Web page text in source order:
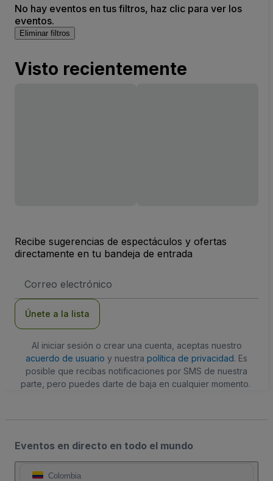
No hay eventos en tus filtros, haz clic para ver los
eventos.
Eliminar filtros
Visto recientemente
Recibe sugerencias de espectáculos y ofertas
directamente en tu bandeja de entrada
de
Únete a la lista
Al iniciar sesión o crear una cuenta, aceptas nuestro
acuerdo de usuario y nuestra política de privacidad. Es
posible que recibas notificaciones por SMS de nuestra
parte, pero puedes darte de baja en cualquier momento.
Eventos en directo en todo el mundo
Colombia